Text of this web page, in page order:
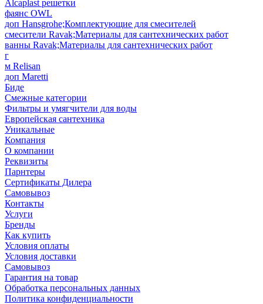
Alcaplast решетки
фаянс OWL
доп Hansgrohe;Комплектующие для смесителей
смесители Ravak;Материалы для сантехнических работ
ванны Ravak;Материалы для сантехнических работ
г
м Relisan
доп Maretti
Биде
Смежные категории
Фильтры и умягчители для воды
Европейская сантехника
Уникальные
Компания
О компании
Реквизиты
Парнтеры
Сертификаты Дилера
Самовывоз
Контакты
Услуги
Бренды
Как купить
Условия оплаты
Условия доставки
Самовывоз
Гарантия на товар
Обработка персональных данных
Политика конфиденциальности